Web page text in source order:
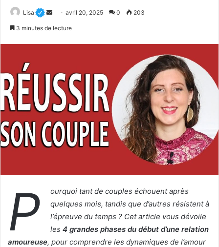
Lisa
Envoyeravril 20, 2025 0 203
3 minutes de lecture
P
ourquoi tant de couples échouent après
quelques mois, tandis que d’autres résistent à
l’épreuve du temps ? Cet article vous dévoile
les 4 grandes phases du début d’une relation
amoureuse, pour comprendre les dynamiques de l’amour